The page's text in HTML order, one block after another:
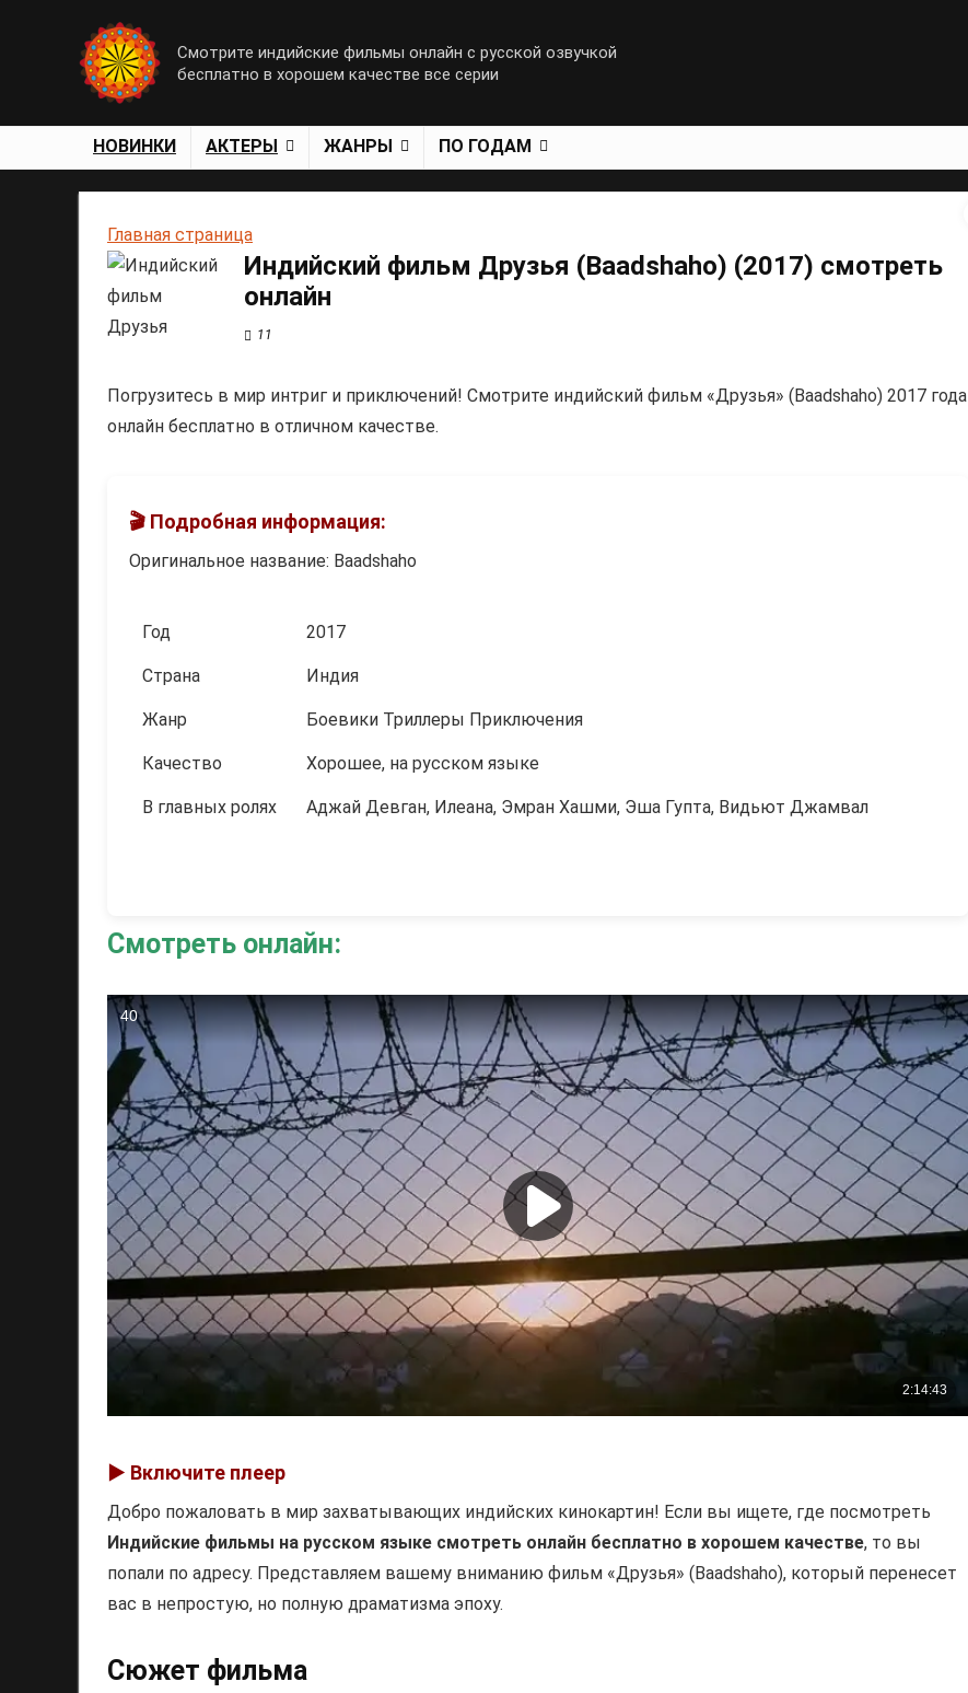
Смотрите индийские фильмы онлайн с русской озвучкой
бесплатно в хорошем качестве все серии
НОВИНКИ АКТЕРЫ ЖАНРЫ ПО ГОДАМ
Главная страница
Индийский фильм Друзья (Baadshaho) (2017) смотреть
онлайн
11
Погрузитесь в мир интриг и приключений! Смотрите индийский фильм «Друзья» (Baadshaho) 2017 года
онлайн бесплатно в отличном качестве.
🎬 Подробная информация:
Оригинальное название: Baadshaho
Год 2017
Страна Индия
Жанр Боевики Триллеры Приключения
Качество Хорошее, на русском языке
В главных ролях Аджай Девган, Илеана, Эмран Хашми, Эша Гупта, Видьют Джамвал
Смотреть онлайн:
▶️ Включите плеер
Добро пожаловать в мир захватывающих индийских кинокартин! Если вы ищете, где посмотреть
Индийские фильмы на русском языке смотреть онлайн бесплатно в хорошем качестве, то вы
попали по адресу. Представляем вашему вниманию фильм «Друзья» (Baadshaho), который перенесет
вас в непростую, но полную драматизма эпоху.
Сюжет фильма